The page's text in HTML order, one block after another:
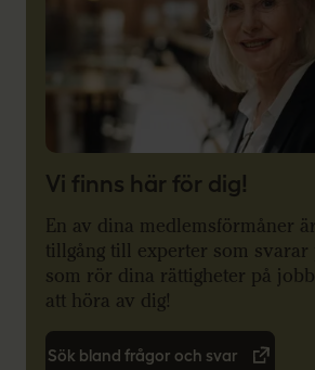
Vi finns här för dig!
En av dina medlemsförmåner
tillgång till experter som svarar
som rör dina rättigheter på
att höra av dig!
Sök bland frågor och svar